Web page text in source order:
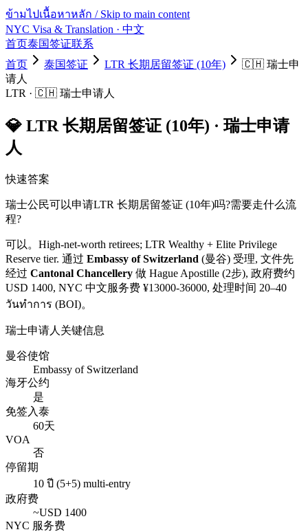
ข้ามไปเนื้อหาหลัก / Skip to main content
NYC Visa & Translation · 中文
首页泰国签证联系
首页
泰国签证 LTR 长期居留签证 (10年) 🇨🇭 瑞士申
请人
LTR · 🇨🇭 瑞士申请人
💎 LTR 长期居留签证 (10年) ·瑞士申请
人
快速答案
瑞士公民可以申请LTR 长期居留签证 (10年)吗?需要走什么流
程?
可以。 High-net-worth retirees; LTR Wealthy + Elite Privilege
Reserve tier. 通过 Embassy of Switzerland (曼谷) 受理, 文件先
经过 Cantonal Chancellery 做 Hague Apostille (2步), 政府费约
USD 1400, NYC 中文服务费 ¥13000-36000, 处理时间 20–40
วันทำการ (BOI)。
瑞士申请人关键信息
曼谷使馆
Embassy of Switzerland
海牙公约
是
免签入泰
60天
VOA
否
停留期
10 ปี (5+5) multi-entry
政府费
~USD 1400
NYC 服务费